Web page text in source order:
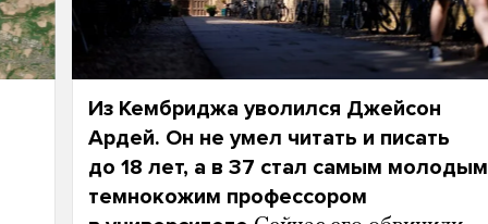
Из Кембриджа уволился Джейсон
Ардей. Он не умел читать и писать
до 18 лет, а в 37 стал самым молодым
темнокожим профессором